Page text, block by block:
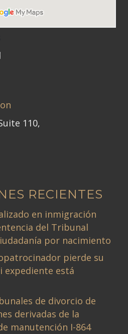
110,
RECIENTES
en inmigración
del Tribunal
por nacimiento
pierde su
está
de divorcio de
derivadas de la
manutención I-864